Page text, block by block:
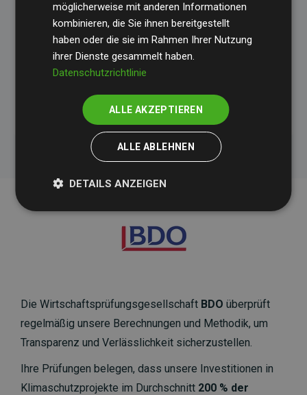
Sie hier.
Initiative Websites, die Klimaprojekte unterstützen
Die Wirtschaftsprüfungsgesellschaft BDO überprüft
regelmäßig unsere Berechnungen und Methodik, um
Transparenz und Verlässlichkeit sicherzustellen.
Ihre Prüfungen belegen, dass unsere Investitionen in
Klimaschutzprojekte im Durchschnitt 200 % der
möglicherweise mit anderen Informationen
kombinieren, die Sie ihnen bereitgestellt
haben oder die sie im Rahmen Ihrer Nutzung
ihrer Dienste gesammelt haben.
Datenschutzrichtlinie
ALLE AKZEPTIEREN
ALLE ABLEHNEN
DETAILS ANZEIGEN